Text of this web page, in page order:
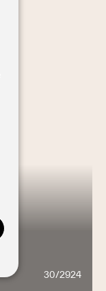
30/2924